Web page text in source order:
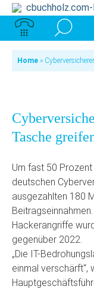
Home »
Tasche
Um fast 50
deutschen
ausgezahlten 180
Hackerangriffe
gegenüber 2022.
„Die IT-
einmal verschärft“,